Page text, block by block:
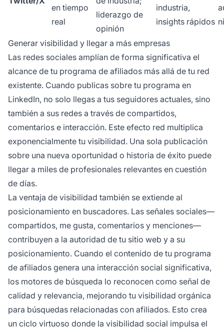
en tiempo
real
liderazgo de
opinión
industria,
insights rápidos
Generar visibilidad y llegar a más empresas
Las redes sociales amplían de forma significativa el
alcance de tu programa de afiliados más allá de tu red
existente. Cuando publicas sobre tu programa en
LinkedIn, no solo llegas a tus seguidores actuales, sino
también a sus redes a través de compartidos,
comentarios e interacción. Este efecto red multiplica
exponencialmente tu visibilidad. Una sola publicación
sobre una nueva oportunidad o historia de éxito puede
llegar a miles de profesionales relevantes en cuestión
de días.
La ventaja de visibilidad también se extiende al
posicionamiento en buscadores. Las señales sociales—
compartidos, me gusta, comentarios y menciones—
contribuyen a la autoridad de tu sitio web y a su
posicionamiento. Cuando el contenido de tu programa
de afiliados genera una interacción social significativa,
los motores de búsqueda lo reconocen como señal de
calidad y relevancia, mejorando tu visibilidad orgánica
para búsquedas relacionadas con afiliados. Esto crea
un ciclo virtuoso donde la visibilidad social impulsa el